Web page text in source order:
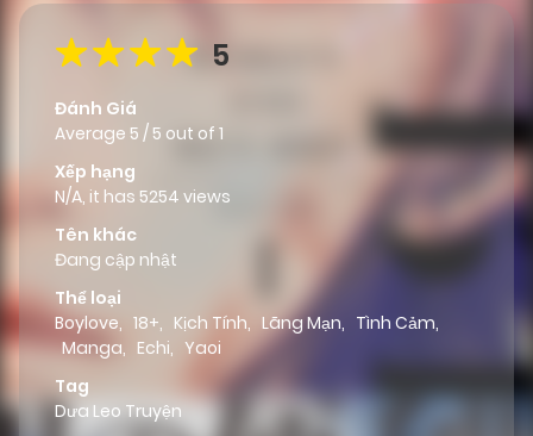
5
Đánh Giá
Average 5 / 5 out of 1
Xếp hạng
N/A, it has 5254 views
Tên khác
Đang cập nhật
Thể loại
Boylove, 18+, Kịch Tính, Lãng Mạn, Tình Cảm,
Manga, Echi, Yaoi
Tag
Dưa Leo Truyện